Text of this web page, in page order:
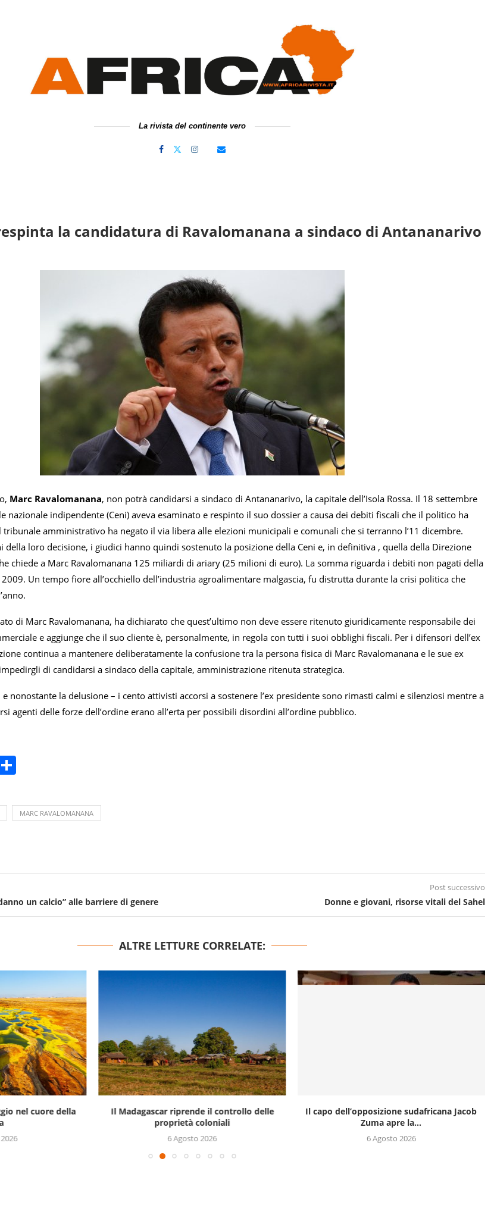
La rivista del continente vero
la candidatura di Ravalomanana a sindaco di Antananarivo
Marc Ravalomanana, non potrà candidarsi a sindaco di Antananarivo, la capitale dell’Isola Rossa. Il 18 settembre
nazionale indipendente (Ceni) aveva esaminato e respinto il suo dossier a causa dei debiti fiscali che il politico ha
tribunale amministrativo ha negato il via libera alle elezioni municipali e comunali che si terranno l’11 dicembre.
della loro decisione, i giudici hanno quindi sostenuto la posizione della Ceni e, in definitiva , quella della Direzione
chiede a Marc Ravalomanana 125 miliardi di ariary (25 milioni di euro). La somma riguarda i debiti non pagati della
Un tempo fiore all’occhiello dell’industria agroalimentare malgascia, fu distrutta durante la crisi politica che
di Marc Ravalomanana, ha dichiarato che quest’ultimo non deve essere ritenuto giuridicamente responsabile dei
e aggiunge che il suo cliente è, personalmente, in regola con tutti i suoi obblighi fiscali. Per i difensori dell’ex
continua a mantenere deliberatamente la confusione tra la persona fisica di Marc Ravalomanana e le sue ex
di candidarsi a sindaco della capitale, amministrazione ritenuta strategica.
e nonostante la delusione – i cento attivisti accorsi a sostenere l’ex presidente sono rimasti calmi e silenziosi mentre a
agenti delle forze dell’ordine erano all’erta per possibili disordini all’ordine pubblico.
MARC RAVALOMANANA
un calcio” alle barriere di genere
Post successivo
Donne e giovani, risorse vitali del Sahel
ALTRE LETTURE CORRELATE:
nel cuore della
Il Madagascar riprende il controllo delle
proprietà coloniali
6 Agosto 2026
Il capo dell’opposizione sudafricana Jacob
Zuma apre la...
6 Agosto 2026